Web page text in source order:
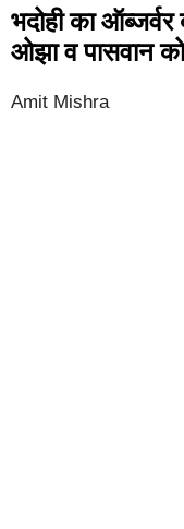
भदोही का
ओझा व पासवान
Amit Mishra